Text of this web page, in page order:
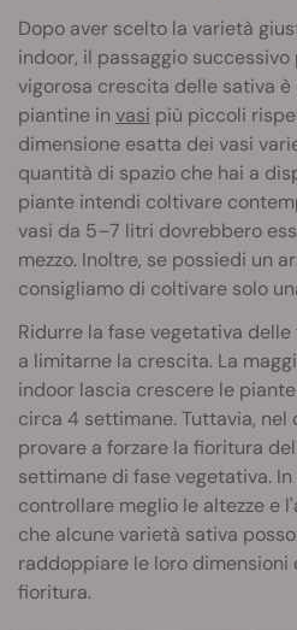
Dopo aver scelto la varietà
indoor, il passaggio
vigorosa crescita delle sativa
piantine in vasi più piccoli
dimensione esatta dei vasi
quantità di spazio che hai a
piante intendi coltivare
vasi da 5–7 litri dovrebbero
mezzo. Inoltre, se possiedi un
consigliamo di coltivare solo
Ridurre la fase vegetativa
a limitarne la crescita. La
indoor lascia crescere le
circa 4 settimane. Tuttavia,
provare a forzare la fioritura
settimane di fase vegetativa.
controllare meglio le altezze e
che alcune varietà sativa
raddoppiare le loro dimensioni
fioritura.